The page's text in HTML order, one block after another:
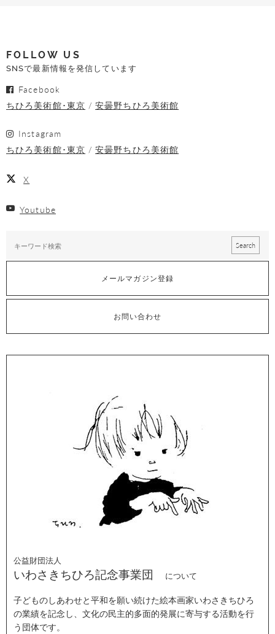
FOLLOW US
SNSで最新情報を発信しています
Facebook
ちひろ美術館･東京
安曇野ちひろ美術館
Instagram
ちひろ美術館･東京
安曇野ちひろ美術館
X
Youtube
メールマガジン登録
お問い合わせ
公益財団法人
いわさきちひろ記念事業団 について
子どものしあわせと平和を願い続けた絵本画家いわさきちひろ
の業績を記念し、文化の民主的多面的発展に寄与する活動を行
う団体です。